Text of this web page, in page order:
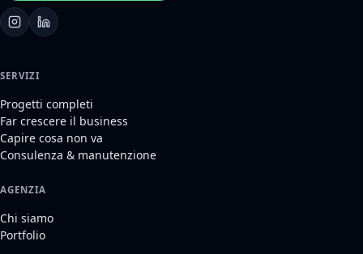
SERVIZI
Progetti completi
Far crescere il business
Capire cosa non va
Consulenza & manutenzione
AGENZIA
Chi siamo
Portfolio